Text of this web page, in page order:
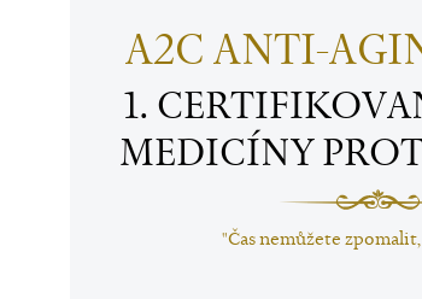
A2C ANTI-
1.
MEDICÍNY
"Čas nemůžete